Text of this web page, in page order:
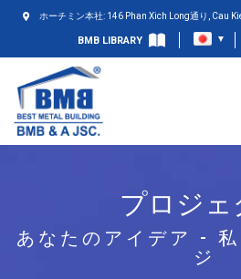
ホーチミン本社: 146 Phan Xich Long通り, Cau
BMB LIBRARY
プロジェ
あなたのアイデア -
ジ